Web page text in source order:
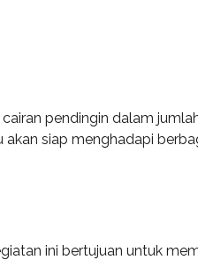
pendingin dalam
siap menghadapi
ini bertujuan untuk